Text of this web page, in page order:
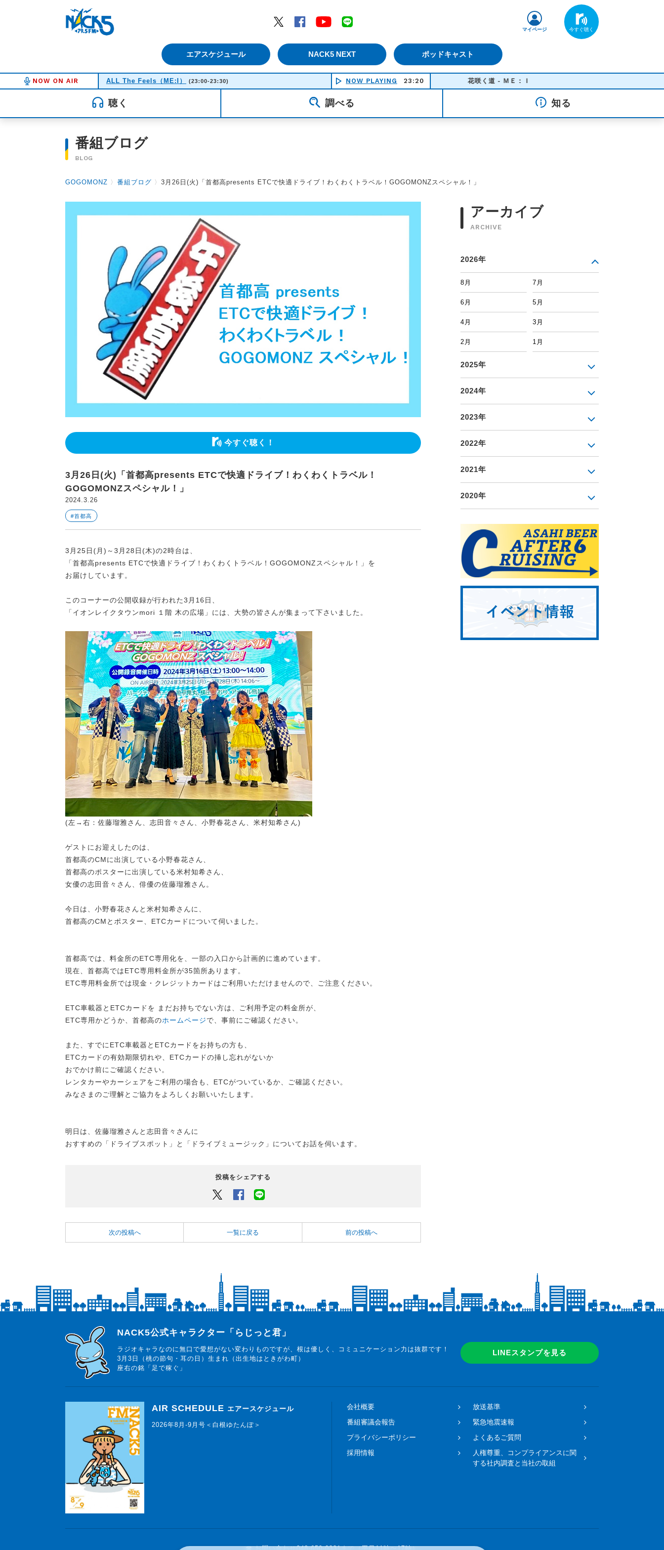
Twitter
Facebook YouTube
エアスケジュール NACK5 NEXT ポッドキャスト
マイページ
NOW ON AIR ALL The Feels（ME:I） (23:00-23:30) NOW PLAYING 23:20 花咲く道 - ＭＥ：Ｉ
聴く 調べる 知る
番組ブログ
BLOG
GOGOMONZ 〉 番組ブログ 〉 3月26日(火)「首都高presents ETCで快適ドライブ！わくわくトラベル！GOGOMONZスペシャル！」
今すぐ聴く！
3月26日(火)「首都高presents ETCで快適ドライブ！わくわくトラベル！
GOGOMONZスペシャル！」
2024.3.26
#首都高
3月25日(月)～3月28日(木)の2時台は、
「首都高presents ETCで快適ドライブ！わくわくトラベル！GOGOMONZスペシャル！」を
お届けしています。
このコーナーの公開収録が行われた3月16日、
「イオンレイクタウンmori １階 木の広場」には、大勢の皆さんが集まって下さいました。
(左→右：佐藤瑠雅さん、志田音々さん、小野春花さん、米村知希さん)
ゲストにお迎えしたのは、
首都高のCMに出演している小野春花さん、
首都高のポスターに出演している米村知希さん、
女優の志田音々さん、俳優の佐藤瑠雅さん。
今日は、小野春花さんと米村知希さんに、
首都高のCMとポスター、ETCカードについて伺いました。
首都高では、料金所のETC専用化を、一部の入口から計画的に進めています。
現在、首都高ではETC専用料金所が35箇所あります。
ETC専用料金所では現金・クレジットカードはご利用いただけませんので、ご注意ください。
ETC車載器とETCカードを まだお持ちでない方は、ご利用予定の料金所が、
ETC専用かどうか、首都高のホームページで、事前にご確認ください。
また、すでにETC車載器とETCカードをお持ちの方も、
ETCカードの有効期限切れや、ETCカードの挿し忘れがないか
おでかけ前にご確認ください。
レンタカーやカーシェアをご利用の場合も、ETCがついているか、ご確認ください。
みなさまのご理解とご協力をよろしくお願いいたします。
明日は、佐藤瑠雅さんと志田音々さんに
おすすめの「ドライブスポット」と「ドライブミュージック」についてお話を伺います。
投稿をシェアする
Twitter Facebook
次の投稿へ 一覧に戻る 前の投稿へ
アーカイブ
ARCHIVE
2026年
8月 7月
6月 5月
4月 3月
2月 1月
2025年
2024年
2023年
2022年
2021年
2020年
らじっと君
NACK5公式キャラクター「らじっと君」
ラジオキャラなのに無口で愛想がない変わりものですが、根は優しく、コミュニケーション力は抜群です！
3月3日（桃の節句・耳の日）生まれ（出生地はときがわ町）
座右の銘「足で稼ぐ」
LINEスタンプを見る
AIR SCHEDULE エアースケジュール
2026年8月-9月号＜白根ゆたんぽ＞
会社概要
放送基準
番組審議会報告
緊急地震速報
プライバシーポリシー
よくあるご質問
採用情報
人権尊重、コンプライアンスに関
する社内調査と当社の取組
☎ お問い合わせ048-650-0331まで（平日11時〜17時）